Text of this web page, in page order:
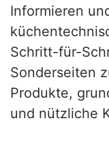
Informieren
Schritt-für-
Sonderseiten
Produkte,
und nützliche